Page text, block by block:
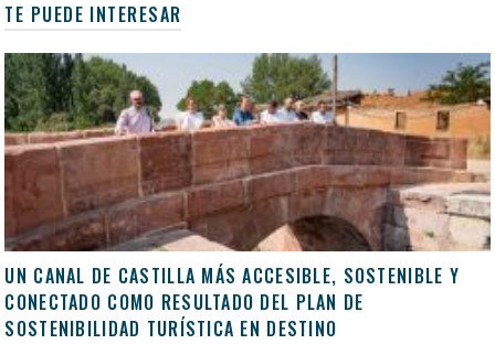
TE PUEDE INTERESAR
UN CANAL DE CASTILLA MÁS ACCESIBLE, SOSTENIBLE Y
CONECTADO COMO RESULTADO DEL PLAN DE
SOSTENIBILIDAD TURÍSTICA EN DESTINO